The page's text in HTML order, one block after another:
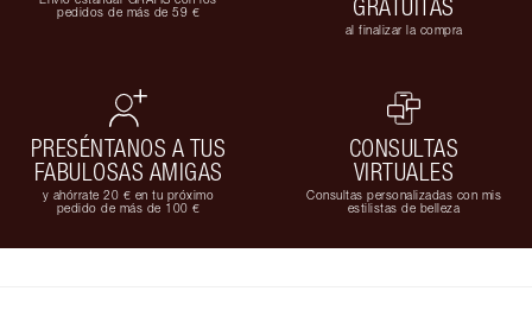
pedidos de más de 59 €
GRATUITAS
al finalizar la compra
PRESÉNTANOS A TUS
FABULOSAS AMIGAS
y ahórrate 20 € en tu próximo
pedido de más de 100 €
CONSULTAS
VIRTUALES
Consultas personalizadas con mis
estilistas de belleza